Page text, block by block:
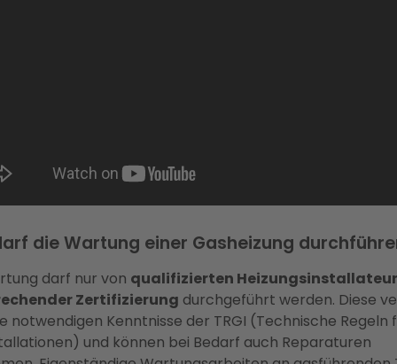
die Wartung einer Gasheizung
darf nur von qualifizierten
Zertifizierung durchgeführt werden. Diese
notwendigen Kenntnisse der TRGI (Technische Regeln
und können bei Bedarf auch Reparaturen